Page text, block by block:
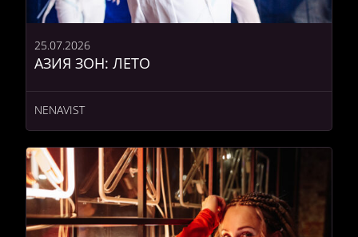
АЗИЯ ЗОН: ЛЕТО
25.07.2026
NENAVIST